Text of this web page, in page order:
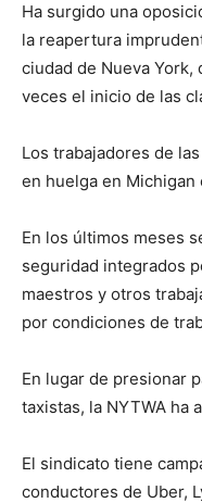
Ha surgido una
la reapertura
ciudad de Nueva York,
veces el inicio de las
Los trabajadores de
en huelga en Michigan
En los últimos meses
seguridad integrados
maestros y otros
por condiciones de
En lugar de presionar
taxistas, la NYTWA ha
El sindicato tiene
conductores de Uber,